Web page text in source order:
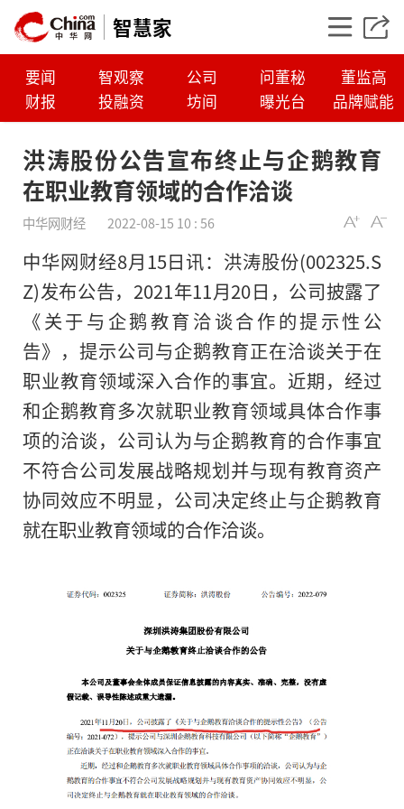
智慧家
要闻 智观察 公司 问董秘
董监高
财报
投融资 坊间 曝光台 品牌赋能
洪涛股份公告宣布
育在职业教育领域
中华网财经8月15日讯：洪
(002325.SZ)发布公告，
示性公告》，提示公司与
关于在职业教育领域深入
洪涛股份公告宣布终止与企鹅教育
在职业教育领域的合作洽谈
中华网财经 2022-08-15 10 : 56
中华网财经8月15日讯：洪涛股份(002325.S
Z)发布公告，2021年11月20日，公司披露了
《关于与企鹅教育洽谈合作的提示性公
告》，提示公司与企鹅教育正在洽谈关于在
职业教育领域深入合作的事宜。近期，经过
和企鹅教育多次就职业教育领域具体合作事
项的洽谈，公司认为与企鹅教育的合作事宜
不符合公司发展战略规划并与现有教育资产
协同效应不明显，公司决定终止与企鹅教育
就在职业教育领域的合作洽谈。